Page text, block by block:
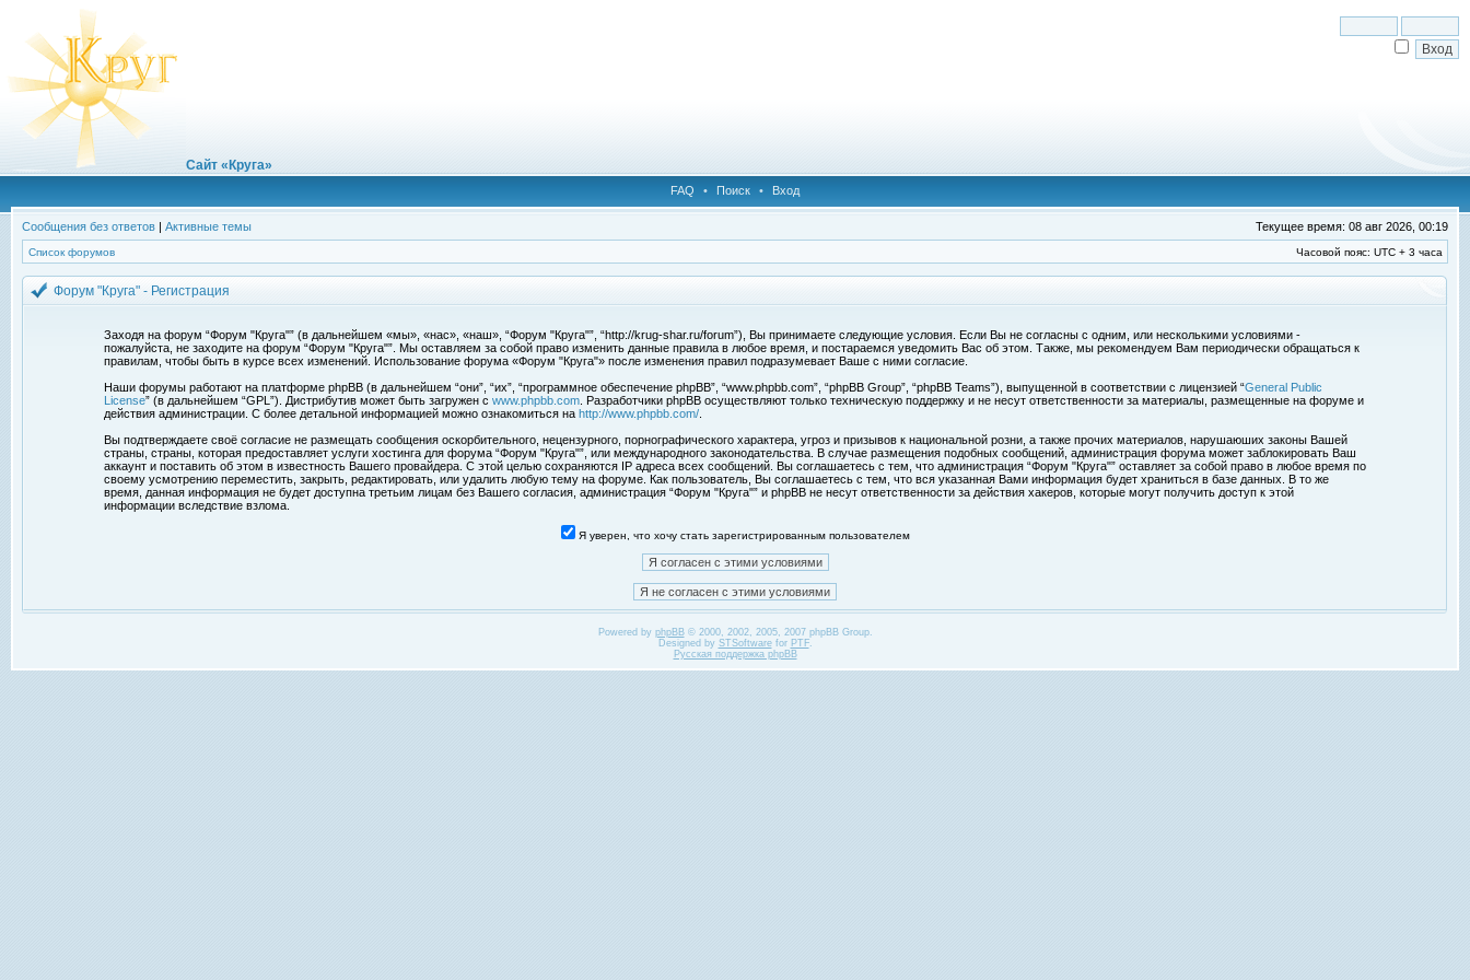
Сайт «Круга»
FAQ • Поиск • Вход
Сообщения без ответов | Активные темы Текущее время: 08 авг 2026, 00:19
Список форумов Часовой пояс: UTC + 3 часа
Форум "Круга" - Регистрация
Заходя на форум “Форум "Круга"” (в дальнейшем «мы», «нас», «наш», “Форум "Круга"”, “http://krug-shar.ru/forum”), Вы принимаете следующие условия. Если Вы не согласны с одним, или несколькими условиями -
пожалуйста, не заходите на форум “Форум "Круга"”. Мы оставляем за собой право изменить данные правила в любое время, и постараемся уведомить Вас об этом. Также, мы рекомендуем Вам периодически обращаться к
правилам, чтобы быть в курсе всех изменений. Использование форума «Форум "Круга"» после изменения правил подразумевает Ваше с ними согласие.
Наши форумы работают на платформе phpBB (в дальнейшем “они”, “их”, “программное обеспечение phpBB”, “www.phpbb.com”, “phpBB Group”, “phpBB Teams”), выпущенной в соответствии с лицензией “General Public
License” (в дальнейшем “GPL”). Дистрибутив может быть загружен с www.phpbb.com . Разработчики phpBB осуществляют только техническую поддержку и не несут ответственности за материалы, размещенные на форуме и
действия администрации. С более детальной информацией можно ознакомиться на http://www.phpbb.com/
Вы подтверждаете своё согласие не размещать сообщения оскорбительного, нецензурного, порнографического характера, угроз и призывов к национальной розни, а также прочих материалов, нарушаюших законы Вашей
страны, страны, которая предоставляет услуги хостинга для форума “Форум "Круга"”, или международного законодательства. В случае размещения подобных сообщений, администрация форума может заблокировать Ваш
аккаунт и поставить об этом в известность Вашего провайдера. С этой целью сохраняются IP адреса всех сообщений. Вы соглашаетесь с тем, что администрация “Форум "Круга"” оставляет за собой право в любое время по
своему усмотрению переместить, закрыть, редактировать, или удалить любую тему на форуме. Как пользователь, Вы соглашаетесь с тем, что вся указанная Вами информация будет храниться в базе данных. В то же
время, данная информация не будет доступна третьим лицам без Вашего согласия, администрация “Форум "Круга"” и phpBB не несут ответственности за действия хакеров, которые могут получить доступ к этой
информации вследствие взлома.
Я уверен, что хочу стать зарегистрированным пользователем
Powered by phpBB© 2000, 2002, 2005, 2007 phpBB Group.
Designed by STSoftwarefor PTF.
Русская поддержка phpBB